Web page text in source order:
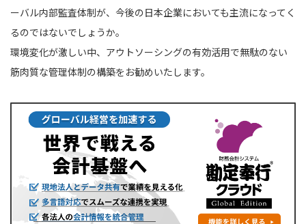
ーバル内部監査体制が、今後の日本企業においても主流になってく
るのではないでしょうか。
環境変化が激しい中、アウトソーシングの有効活用で無駄のない
筋肉質な管理体制の構築をお勧めいたします。